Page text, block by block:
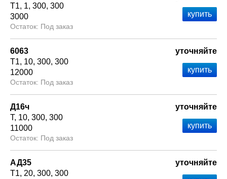
Т1 1 300 300
3000
Под заказ
6063
Т1 10 300 300
12000
Под заказ
уточняйте
Д16ч
Т 10 300 300
11000
Под заказ
уточняйте
АД35
Т1 20 300 300
уточняйте